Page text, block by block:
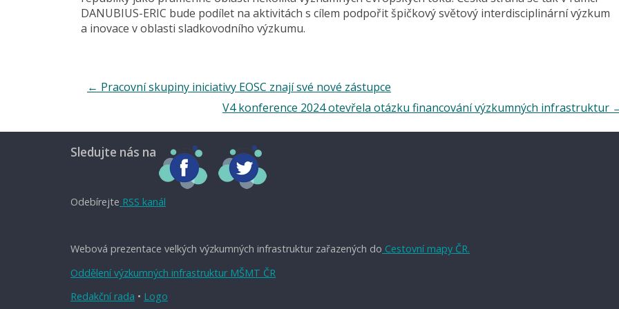
DANUBIUS-ERIC bude podílet na aktivitách s cílem podpořit špičkový světový interdisciplinární výzkum
a inovace v oblasti sladkovodního výzkumu.
← Pracovní skupiny iniciativy EOSC znají své nové zástupce
V4 konference 2024 otevřela otázku financování výzkumných infrastruktur
Sledujte nás na
Odebírejte RSS kanál
Webová prezentace velkých výzkumných infrastruktur zařazených do Cestovní mapy ČR.
Oddělení výzkumných infrastruktur MŠMT ČR
Redakční rada • Logo